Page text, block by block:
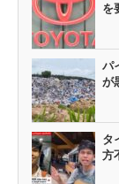
を
パ
が
タ
方